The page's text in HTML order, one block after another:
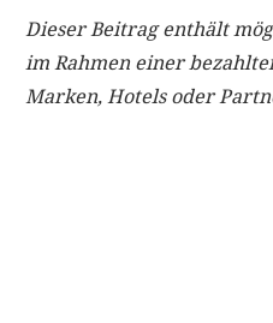
Dieser Beitrag enthält
im Rahmen einer
Marken, Hotels oder